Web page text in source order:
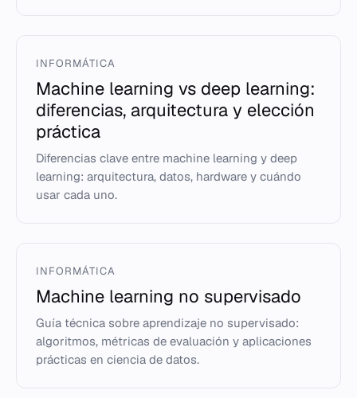
INFORMÁTICA
Machine learning vs deep learning:
diferencias, arquitectura y elección
práctica
Diferencias clave entre machine learning y deep
learning: arquitectura, datos, hardware y cuándo
usar cada uno.
INFORMÁTICA
Machine learning no supervisado
Guía técnica sobre aprendizaje no supervisado:
algoritmos, métricas de evaluación y aplicaciones
prácticas en ciencia de datos.